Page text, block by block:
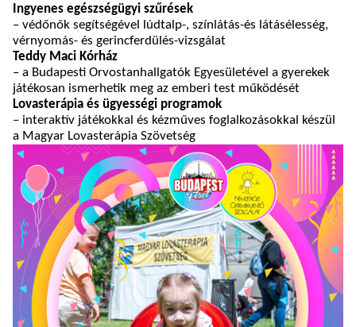
Ingyenes egészségügyi szűrések
– védőnők segítségével lúdtalp-, színlátás-és látásélesség,
vérnyomás- és gerincferdülés-vizsgálat
Teddy Maci Kórház
– a Budapesti Orvostanhallgatók Egyesületével a gyerekek
játékosan ismerhetik meg az emberi test működését
Lovasterápia és ügyességi programok
– interaktív játékokkal és kézműves foglalkozásokkal készül
a Magyar Lovasterápia Szövetség